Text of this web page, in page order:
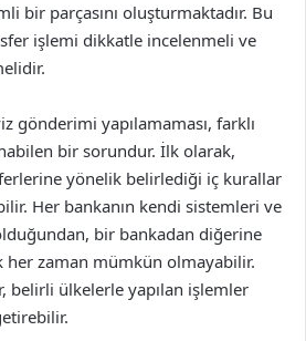
bir parçasını oluşturmaktadır. Bu
işlemi dikkatle incelenmeli ve
gönderimi yapılamaması, farklı
bir sorundur. İlk olarak,
yönelik belirlediği iç kurallar
Her bankanın kendi sistemleri ve
bir bankadan diğerine
zaman mümkün olmayabilir.
belirli ülkelerle yapılan işlemler